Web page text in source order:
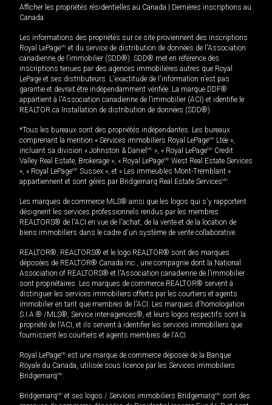
Afficher les propriétés résidentielles au Canada
Dernières inscriptions au
Canada
Les informations des propriétés sur ce site proviennent des inscriptions
Royal LePageMD et du service de distribution de données de l'Association
canadienne de l’immobilier (SDD®). SDD® met en référence des
inscriptions tenues par des agences immobilières autres que Royal
LePage et ses distributeurs. L'exactitude de l'information n'est pas
garantie et devrait être indépendamment vérifiée. La marque DDF®
appartient à l'Association canadienne de l’immobilier (ACI) et identifie le
REALTOR.ca Installation de distribution de données (SDD®).
*Tous les bureaux sont des propriétés indépendantes. Les bureaux
comprenant la mention « Services immobiliers Royal LePageMD Ltée »,
incluant sa division « Johnston & Daniel MD », « Royal LePageMD Credit
Valley Real Estate, Brokerage », « Royal LePageMD West Real Estate Services
», « Royal LePageMD Sussex », et « Les immeubles Mont-Tremblant »
appartiennent et sont gérés par Bridgemarq Real Estate ServicesMD.
Les marques de commerce MLS® ainsi que les logos qui s'y rapportent
désignent les services professionnels rendus par les membres
REALTORS® de l'ACI en vue de l'achat, de la vente et de la location de
biens immobiliers dans le cadre d'un système de vente collaborative.
REALTOR®, REALTORS® et le logo REALTOR® sont des marques
déposées de REALTOR® Canada Inc., une compagnie dont la National
Association of REALTORS® et l'Association canadienne de l’immobilier
sont propriétaires. Les marques de commerce REALTOR® servent à
distinguer les services immobiliers offerts par les courtiers et agents
immobilier en tant que membres de l'ACI. Les marques d'homologation
S.I.A.® /MLS®, Service inter-agences®, et leurs logos respectifs sont la
propriété de l'ACI, et ils servent à identifier les services immobiliers que
fournissent les courtiers et agents membres de l'ACI.
Royal LePageMD est une marque de commerce déposée de la Banque
Royale du Canada, utilisée sous licence par les Services immobiliers
BridgemarqMD.
BridgemarqMD et ses logos / Services immobiliers BridgemarqMD sont des